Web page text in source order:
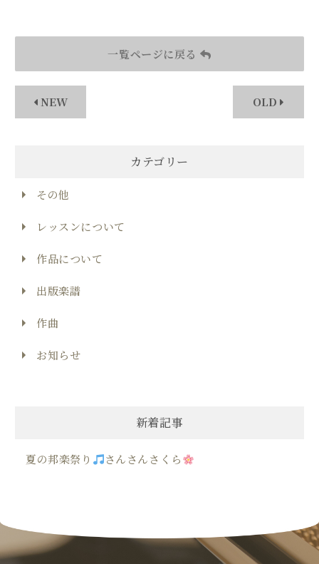
一覧ページに戻る
OLD
NEW
カテゴリー
その他
レッスンについて
作品について
出版楽譜
作曲
お知らせ
新着記事
夏の邦楽祭り さんさんさくら